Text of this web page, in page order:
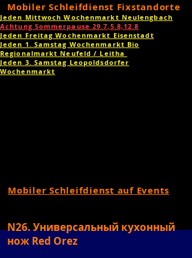
Mobiler Schleifdienst Fixstandorte
Jeden Mittwoch Wochenmarkt Neulengbach
Achtung Sommerpause 29.7,5.8,12.8
Jeden Freitag Wochenmarkt Eisenstadt
Jeden 1. Samstag Wochenmarkt Bio
Regionalmarkt Neufeld / Leitha
Jeden 3. Samstag Leopoldsdorfer
Wochenmarkt
Mobiler Schleifdienst auf Events
N26. Универсальный кухонный
нож Red Orez